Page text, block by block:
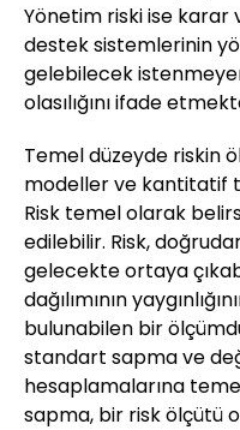
Yönetim riski ise karar
destek sistemlerinin
gelebilecek
olasılığını ifade
Temel düzeyde riskin
modeller ve kantitatif
Risk temel olarak
edilebilir. Risk,
gelecekte ortaya
dağılımının
bulunabilen bir
standart sapma ve
hesaplamalarına
sapma, bir risk ölçütü